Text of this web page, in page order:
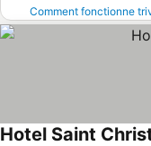
Comment fonctionne
Hotel Saint